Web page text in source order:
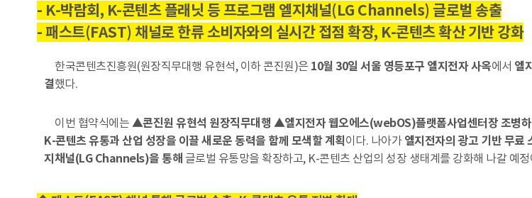
- K-박람회, K-콘텐츠 플래닛 등 프로그램 엘지채널(LG Channels) 글로벌 송출
- 패스트(FAST) 채널로 한류 소비자와의 실시간 접점 확장, K-콘텐츠 확산 기반 강화
한국콘텐츠진흥원(원장직무대행 유현석, 이하 콘진원)은 10월 30일 서울 영등포구 엘지전자 사옥에서 엘
결했다.
이번 협약식에는 ▲콘진원 유현석 원장직무대행 ▲엘지전자 웹오에스(webOS)플랫폼사업센터장 조병
K-콘텐츠 유통과 산업 성장을 이끌 새로운 동력을 함께 모색할 계획이다. 나아가 엘지전자의 광고 기반 무
지채널(LG Channels)을 통해 글로벌 유통망을 확장하고, K-콘텐츠 산업의 성장 생태계를 강화해 나갈 예